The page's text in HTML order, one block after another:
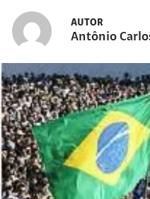
AUTOR
Antônio